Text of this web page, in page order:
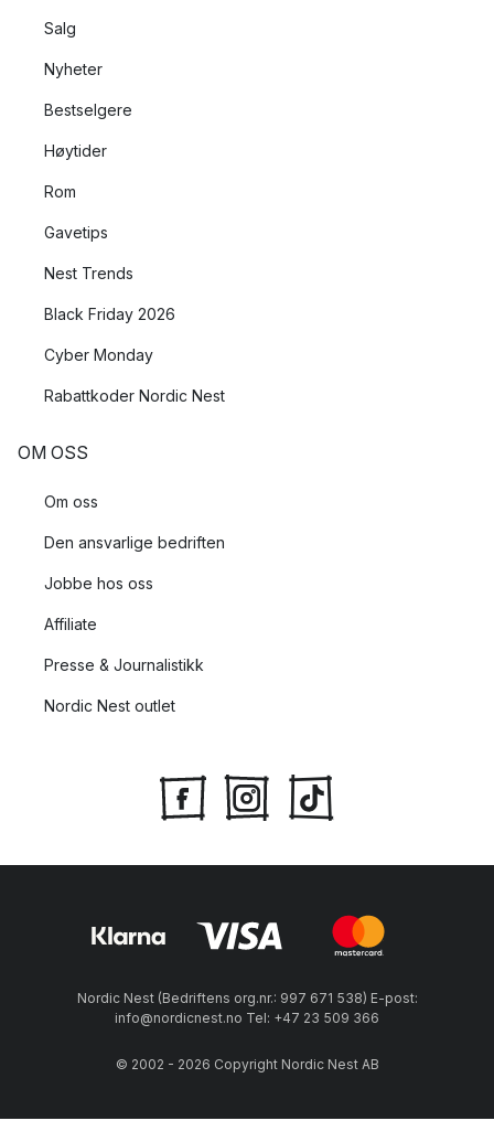
Salg
Nyheter
Bestselgere
Høytider
Rom
Gavetips
Nest Trends
Black Friday 2026
Cyber Monday
Rabattkoder Nordic Nest
OM OSS
Om oss
Den ansvarlige bedriften
Jobbe hos oss
Affiliate
Presse & Journalistikk
Nordic Nest outlet
Nordic Nest (Bedriftens org.nr.: 997 671 538) E-post:
info@nordicnest.no Tel: +47 23 509 366
© 2002 - 2026 Copyright Nordic Nest AB